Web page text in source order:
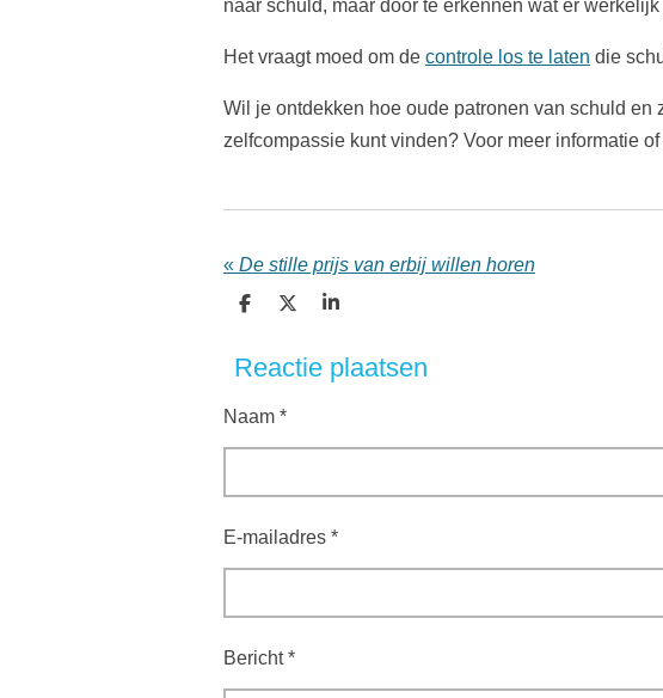
naar schuld, maar door te erkennen wat er
Het vraagt moed om de controle los te laten die
Wil je ontdekken hoe oude patronen van schuld
zelfcompassie kunt vinden? Voor meer informatie
« De stille prijs van erbij willen horen
D
e
D
l
S
r
e
Reactie plaatsen
Naam *
E-mailadres *
Bericht *